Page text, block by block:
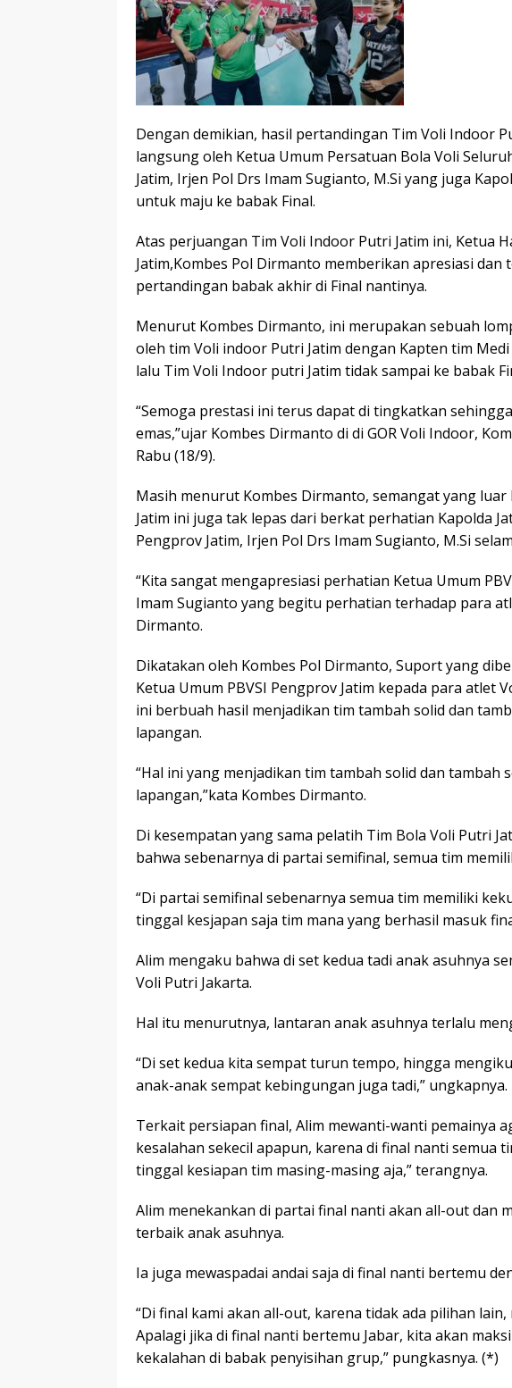
Dengan demikian, hasil pertandingan Tim Voli Indoor
langsung oleh Ketua Umum Persatuan Bola Voli
Jatim, Irjen Pol Drs Imam Sugianto, M.Si yang juga
untuk maju ke babak Final.
Atas perjuangan Tim Voli Indoor Putri Jatim ini, Ketua
Jatim,Kombes Pol Dirmanto memberikan apresiasi
pertandingan babak akhir di Final nantinya.
Menurut Kombes Dirmanto, ini merupakan sebuah
oleh tim Voli indoor Putri Jatim dengan Kapten tim
lalu Tim Voli Indoor putri Jatim tidak sampai ke babak
“Semoga prestasi ini terus dapat di tingkatkan
emas,”ujar Kombes Dirmanto di di GOR Voli Indoor,
Rabu (18/9).
Masih menurut Kombes Dirmanto, semangat yang
Jatim ini juga tak lepas dari berkat perhatian Kapolda
Pengprov Jatim, Irjen Pol Drs Imam Sugianto, M.Si
“Kita sangat mengapresiasi perhatian Ketua Umum
Imam Sugianto yang begitu perhatian terhadap para
Dirmanto.
Dikatakan oleh Kombes Pol Dirmanto, Suport yang
Ketua Umum PBVSI Pengprov Jatim kepada para atlet
ini berbuah hasil menjadikan tim tambah solid dan
lapangan.
“Hal ini yang menjadikan tim tambah solid dan tambah
lapangan,”kata Kombes Dirmanto.
Di kesempatan yang sama pelatih Tim Bola Voli Putri
bahwa sebenarnya di partai semifinal, semua tim
“Di partai semifinal sebenarnya semua tim memiliki
tinggal kesjapan saja tim mana yang berhasil masuk
Alim mengaku bahwa di set kedua tadi anak asuhnya
Voli Putri Jakarta.
Hal itu menurutnya, lantaran anak asuhnya terlalu
“Di set kedua kita sempat turun tempo, hingga
anak-anak sempat kebingungan juga tadi,” ungkapnya.
Terkait persiapan final, Alim mewanti-wanti pemainya
kesalahan sekecil apapun, karena di final nanti semua
tinggal kesiapan tim masing-masing aja,” terangnya.
Alim menekankan di partai final nanti akan all-out dan
terbaik anak asuhnya.
Ia juga mewaspadai andai saja di final nanti bertemu
“Di final kami akan all-out, karena tidak ada pilihan
Apalagi jika di final nanti bertemu Jabar, kita akan
kekalahan di babak penyisihan grup,” pungkasnya. (*)